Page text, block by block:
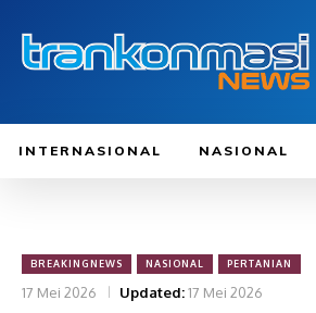
INTERNASIONAL NASIONAL
BREAKINGNEWS NASIONAL PERTANIAN
17 Mei 2026 Updated:17 Mei 2026